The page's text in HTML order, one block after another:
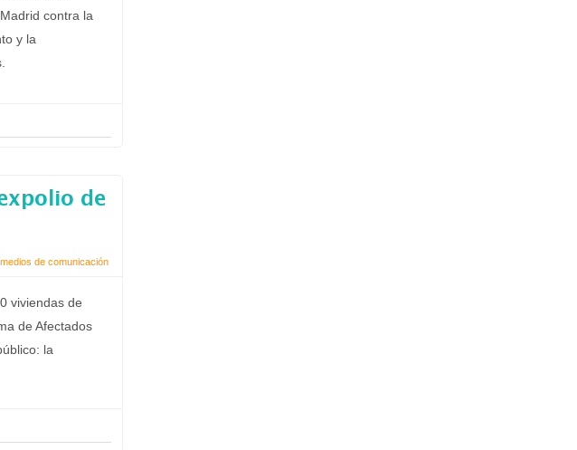
contra la
y la
de
de comunicación
viviendas de
de Afectados
la